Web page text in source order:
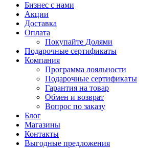
Бизнес с нами
Акции
Доставка
Оплата
Покупайте Долями
Подарочные сертификаты
Компания
Программа лояльности
Подарочные сертификаты
Гарантия на товар
Обмен и возврат
Вопрос по заказу
Блог
Магазины
Контакты
Выгодные предложения